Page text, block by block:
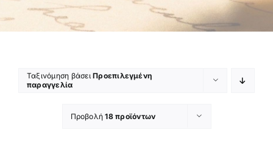
Ταξινόμηση βάσειΠροεπιλεγμένη
παραγγελία
Προβολή18 προϊόντων